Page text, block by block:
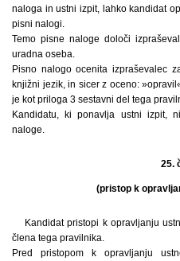
naloga in ustni izpit, lahko kandidat
pisni nalogi.
Temo pisne naloge določi
uradna oseba.
Pisno nalogo ocenita izpraševalec
knjižni jezik, in sicer z oceno:
je kot priloga 3 sestavni del tega
Kandidatu, ki ponavlja ustni izpit,
naloge.
25.
(pristop k
Kandidat pristopi k opravljanju
člena tega pravilnika.
Pred pristopom k opravljanju